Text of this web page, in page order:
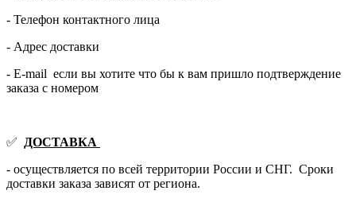
- Телефон контактного лица
- Адрес доставки
- E-mail если вы хотите что бы к вам пришло подтверждение
заказа с номером
✅
ДОСТАВКА
- осуществляется по всей территории России и СНГ. Сроки
доставки заказа зависят от региона.